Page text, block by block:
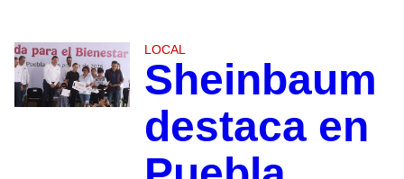
LOCAL
Sheinbaum
destaca en